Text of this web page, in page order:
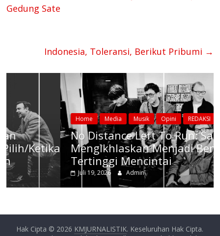
Gedung Sate
Indonesia, Toleransi, Berikut Pribumi →
Home Media Musik Opini REDAKSI
No Distance Left To Run: Saat
Mengikhlaskan Menjadi Bentuk
Tertinggi Mencintai
Juli 19, 2026 Admin
Hak Cipta © 2026 KMJURNALISTIK. Keseluruhan Hak Cipta.